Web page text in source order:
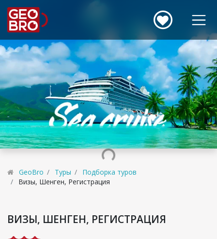
GeoBro Туры
Подборка туров
Визы, Шенген, Регистрация
ВИЗЫ, ШЕНГЕН, РЕГИСТРАЦИЯ